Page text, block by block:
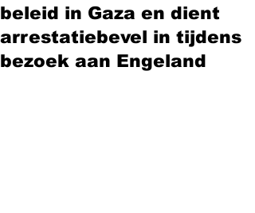
beleid in Gaza en dient
arrestatiebevel in tijdens
bezoek aan Engeland